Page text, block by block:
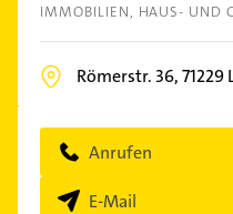
IMMOBILIEN HAUS- UND
Römerstr. 36,71229
Anrufen
E-Mail